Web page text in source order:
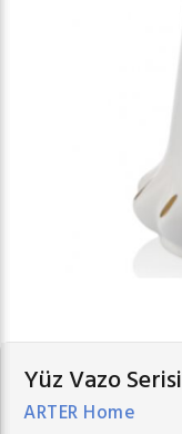
Yüz Vazo Serisi
ARTER Home